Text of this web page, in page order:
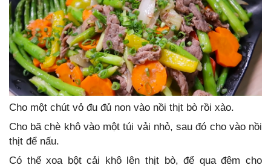
Cho một chút vỏ đu đủ non vào nồi thịt bò rồi xào.
Cho bã chè khô vào một túi vải nhỏ, sau đó cho vào nồi
thịt để nấu.
Có thể xoa bột cải khô lên thịt bò, để qua đêm cho